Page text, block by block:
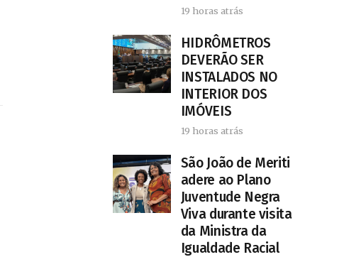
19 horas atrás
HIDRÔMETROS
DEVERÃO SER
INSTALADOS NO
INTERIOR DOS
IMÓVEIS
19 horas atrás
São João de Meriti
adere ao Plano
Juventude Negra
Viva durante visita
da Ministra da
Igualdade Racial